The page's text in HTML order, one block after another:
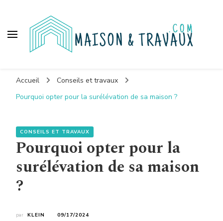
Accueil
Conseils et travaux
Pourquoi opter pour la surélévation de sa maison ?
CONSEILS ET TRAVAUX
Pourquoi opter pour la
surélévation de sa maison
?
par KLEIN 09/17/2024